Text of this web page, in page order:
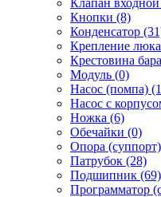
Клапан
Кнопки (8)
Конденсатор
Крепление
Крестовина
Модуль (0)
Насос (помпа)
Насос c
Ножка (6)
Обечайки (0)
Опора
Патрубок (28)
Подшипник (69)
Программатор